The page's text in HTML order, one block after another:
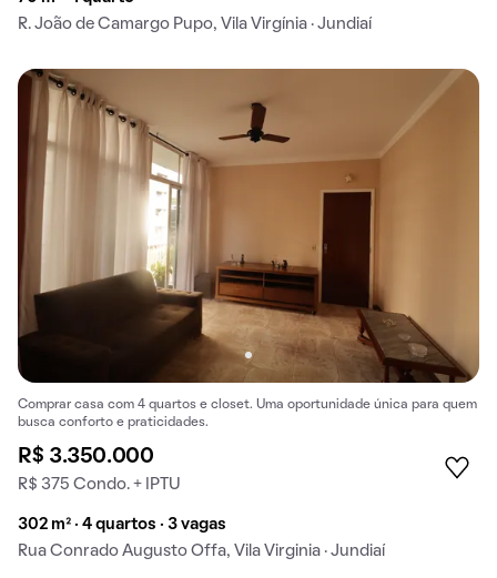
R. João de Camargo Pupo, Vila Virgínia · Jundiaí
Comprar casa com 4 quartos e closet. Uma oportunidade única para quem
busca conforto e praticidades.
R$ 3.350.000
R$ 375 Condo. + IPTU
302 m² · 4 quartos · 3 vagas
Rua Conrado Augusto Offa, Vila Virginia · Jundiaí